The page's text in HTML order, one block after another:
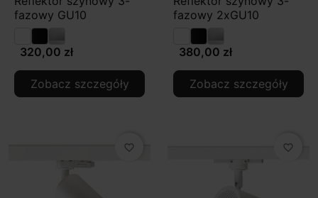
fazowy GU10
320,00 zł
Zobacz szczegóły
fazowy 2xGU10
380,00 zł
Zobacz szczegóły
favorite_border favorite_border